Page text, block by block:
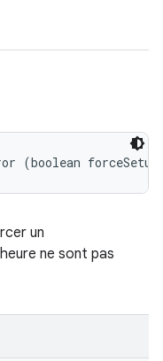
(boolean
un
ne sont pas